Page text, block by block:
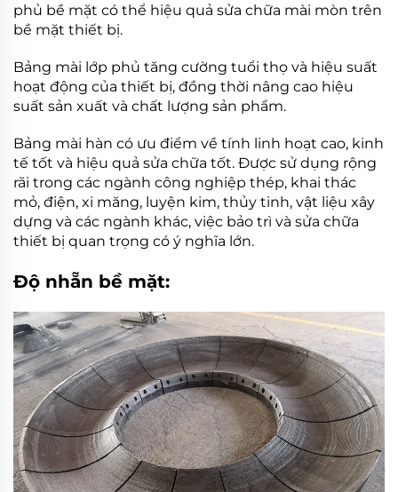
phủ bề mặt có thể hiệu quả sửa chữa mài mòn trên
bề mặt thiết bị.
Bảng mài lớp phủ tăng cường tuổi thọ và hiệu suất
hoạt động của thiết bị, đồng thời nâng cao hiệu
suất sản xuất và chất lượng sản phẩm.
Bảng mài hàn có ưu điểm về tính linh hoạt cao, kinh
tế tốt và hiệu quả sửa chữa tốt. Được sử dụng rộng
rãi trong các ngành công nghiệp thép, khai thác
mỏ, điện, xi măng, luyện kim, thủy tinh, vật liệu xây
dựng và các ngành khác, việc bảo trì và sửa chữa
thiết bị quan trọng có ý nghĩa lớn.
Độ nhẵn bề mặt: